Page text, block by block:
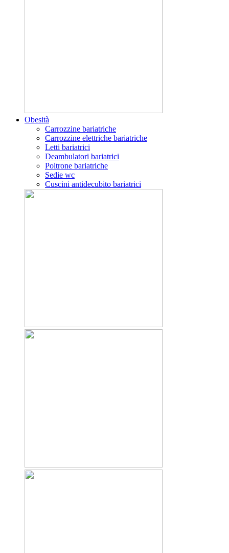
Obesità
Carrozzine bariatriche
Carrozzine elettriche bariatriche
Letti bariatrici
Deambulatori bariatrici
Poltrone bariatriche
Sedie wc
Cuscini antidecubito bariatrici